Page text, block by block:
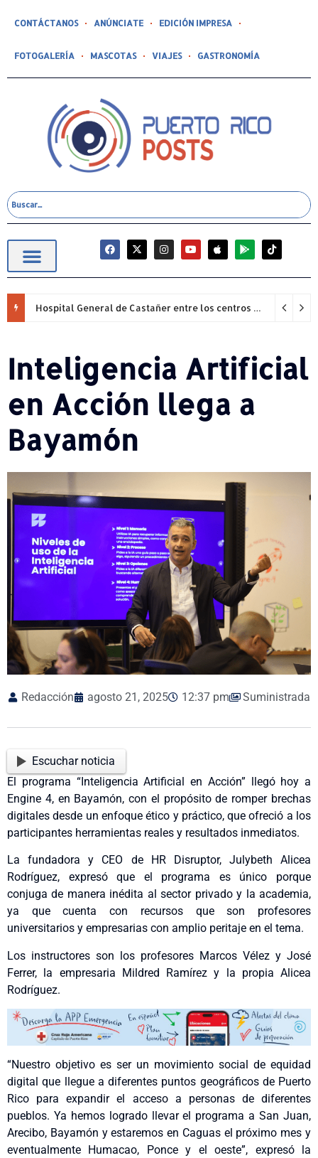
CONTÁCTANOS ANÚNCIATE EDICIÓN IMPRESA
FOTOGALERÍA MASCOTAS VIAJES GASTRONOMÍA
Hospital General de Castañer entre los centros de salud comunitarios con mejor desempeño clínico de Estados Unidos
Inteligencia Artificial
en Acción llega a
Bayamón
Redacción agosto 21, 2025 12:37 pm Suministrada
Escuchar noticia
El programa “Inteligencia Artificial en Acción” llegó hoy a
Engine 4, en Bayamón, con el propósito de romper brechas
digitales desde un enfoque ético y práctico, que ofreció a los
participantes herramientas reales y resultados inmediatos.
La fundadora y CEO de HR Disruptor, Julybeth Alicea
Rodríguez, expresó que el programa es único porque
conjuga de manera inédita al sector privado y la academia,
ya que cuenta con recursos que son profesores
universitarios y empresarias con amplio peritaje en el tema.
Los instructores son los profesores Marcos Vélez y José
Ferrer, la empresaria Mildred Ramírez y la propia Alicea
Rodríguez.
“Nuestro objetivo es ser un movimiento social de equidad
digital que llegue a diferentes puntos geográficos de Puerto
Rico para expandir el acceso a personas de diferentes
pueblos. Ya hemos logrado llevar el programa a San Juan,
Arecibo, Bayamón y estaremos en Caguas el próximo mes y
eventualmente Humacao, Ponce y el oeste”, expresó la